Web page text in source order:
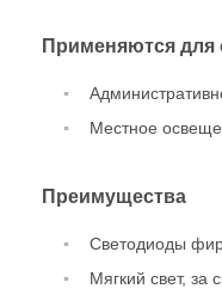
Применяются для
Местное
Преимущества
Светодиоды
Мягкий свет, за